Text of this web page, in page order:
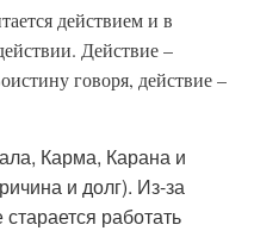
действием и в
Действие –
говоря, действие –
Карма, Карана и
и долг). Из-за
работать